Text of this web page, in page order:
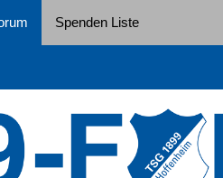
Spenden Liste